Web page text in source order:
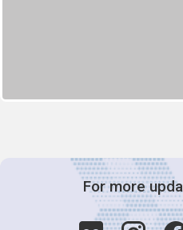
For more